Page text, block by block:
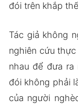
đói trên khắp
Tác giả không
nghiên cứu
nhau để đưa ra
đói không phải
của người